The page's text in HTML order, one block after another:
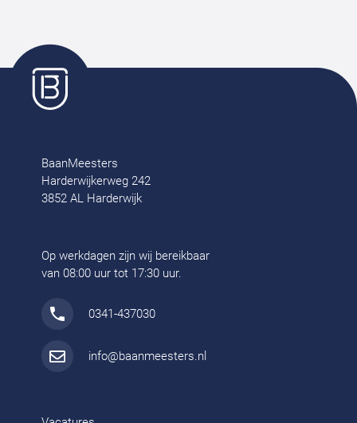
BaanMeesters
Harderwijkerweg 242
3852 AL Harderwijk
Op werkdagen zijn wij bereikbaar
van 08:00 uur tot 17:30 uur.
0341-437030
info@baanmeesters.nl